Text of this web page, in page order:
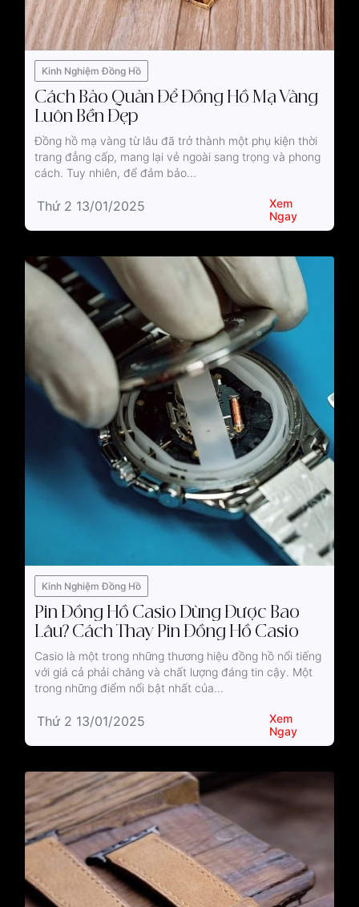
Kinh Nghiệm Đồng Hồ
Cách Bảo Quản Để Đồng Hồ Mạ Vàng
Luôn Bền Đẹp
Đồng hồ mạ vàng từ lâu đã trở thành một phụ kiện thời
trang đẳng cấp, mang lại vẻ ngoài sang trọng và phong
cách. Tuy nhiên, để đảm bảo...
Thứ 2 13/01/2025
Xem
Ngay
Kinh Nghiệm Đồng Hồ
Pin Đồng Hồ Casio Dùng Được Bao
Lâu? Cách Thay Pin Đồng Hồ Casio
Casio là một trong những thương hiệu đồng hồ nổi tiếng
với giá cả phải chăng và chất lượng đáng tin cậy. Một
trong những điểm nổi bật nhất của...
Thứ 2 13/01/2025
Xem
Ngay